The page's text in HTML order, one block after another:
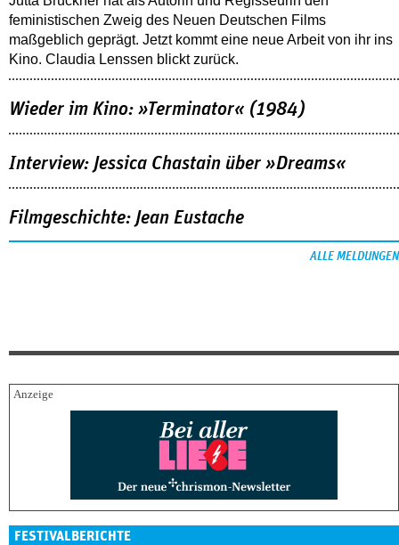
feministischen Zweig des Neuen Deutschen Films
maßgeblich geprägt. Jetzt kommt eine neue Arbeit von ihr ins
Kino. Claudia Lenssen blickt zurück.
Wieder im Kino: »Terminator« (1984)
Interview: Jessica Chastain über »Dreams«
Filmgeschichte: Jean Eustache
ALLE MELDUNGEN
FESTIVALBERICHTE